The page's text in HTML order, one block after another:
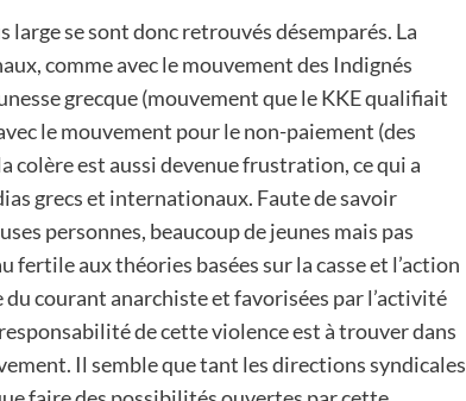
se sont donc retrouvés désemparés. La
comme avec le mouvement des Indignés
grecque (mouvement que le KKE qualifiait
le mouvement pour le non-paiement (des
est aussi devenue frustration, ce qui a
grecs et internationaux. Faute de savoir
personnes, beaucoup de jeunes mais pas
aux théories basées sur la casse et l’action
courant anarchiste et favorisées par l’activité
de cette violence est à trouver dans
Il semble que tant les directions syndicales